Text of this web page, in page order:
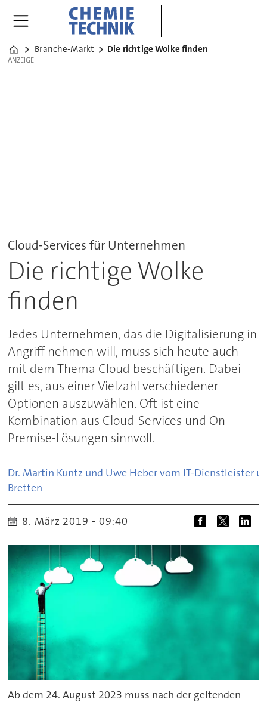
Home
Branche-Markt Die richtige Wolke finden
ANZEIGE
ANZEIGE
Cloud-Services für Unternehmen
Die richtige Wolke
finden
Jedes Unternehmen, das die Digitalisierung in
Angriff nehmen will, muss sich heute auch
mit dem Thema Cloud beschäftigen. Dabei
gilt es, aus einer Vielzahl verschiedener
Optionen auszuwählen. Oft ist eine
Kombination aus Cloud-Services und On-
Premise-Lösungen sinnvoll.
Dr. Martin Kuntz und Uwe Heber vom IT-Dienstleister
Bretten
8. März 2019 - 09:40
Ab dem 24. August 2023 muss nach der geltenden